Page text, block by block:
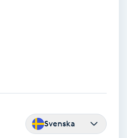
Svenska